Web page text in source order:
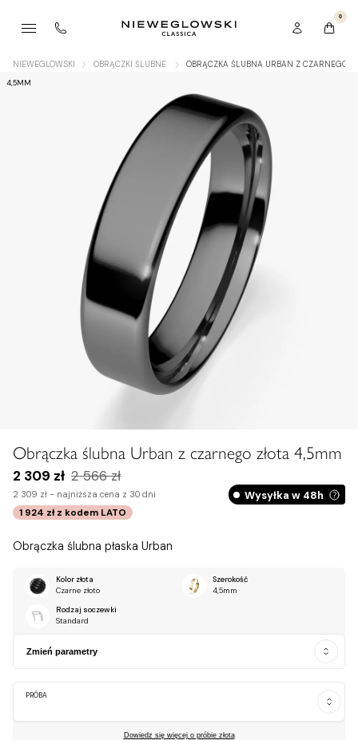
0
NIEWEGLOWSKI OBRĄCZKI ŚLUBNE OBRĄCZKA ŚLUBNA URBAN Z CZARNEGO
4,5MM
Obrączka ślubna Urban z czarnego złota 4,5mm
2 309 zł 2 566 zł
2 309 zł - najniższa cena z 30 dni
1 924 zł z kodem LATO
Wysyłka w 48h
Obrączka ślubna płaska Urban
Kolor złota
Czarne złoto
Szerokość
4,5mm
Rodzaj soczewki
Standard
Zmień parametry
PRÓBA
Dowiedz się więcej o próbie złota